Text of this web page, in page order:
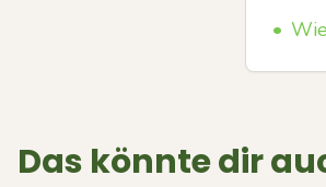
•
Das könnte dir